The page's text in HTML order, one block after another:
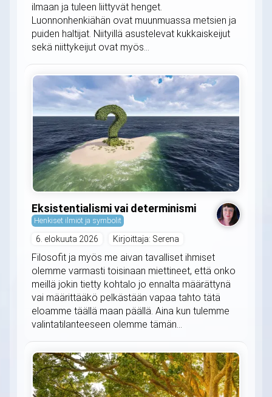
ilmaan ja tuleen liittyvät henget.
Luonnonhenkiähän ovat muunmuassa metsien ja
puiden haltijat. Niityillä asustelevat kukkaiskeijut
sekä niittykeijut ovat myös...
Eksistentialismi vai determinismi
Henkiset ilmiöt ja symbolit
6. elokuuta 2026 Kirjoittaja: Serena
Filosofit ja myös me aivan tavalliset ihmiset
olemme varmasti toisinaan miettineet, että onko
meillä jokin tietty kohtalo jo ennalta määrättynä
vai määrittääkö pelkästään vapaa tahto tätä
eloamme täällä maan päällä. Aina kun tulemme
valintatilanteeseen olemme tämän...